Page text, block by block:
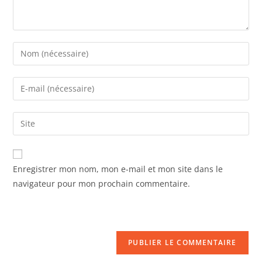
Enregistrer mon nom, mon e-mail et mon site dans le
navigateur pour mon prochain commentaire.